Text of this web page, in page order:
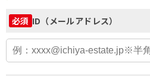
必須 ID（メールアドレス）